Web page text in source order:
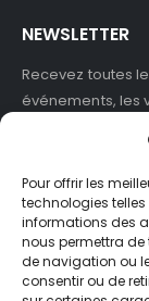
Pour offrir les
technologies
informations des
nous permettra
de navigation ou
consentir ou de
NEWSLETTER
Recevez toutes
événements, les
J'accepte de
marketing de ASB